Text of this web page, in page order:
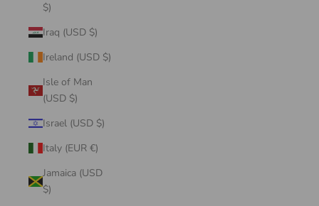
$)
Iraq (USD $)
Ireland (USD $)
Isle of Man
(USD $)
Israel (USD $)
Italy (EUR €)
Jamaica (USD
$)